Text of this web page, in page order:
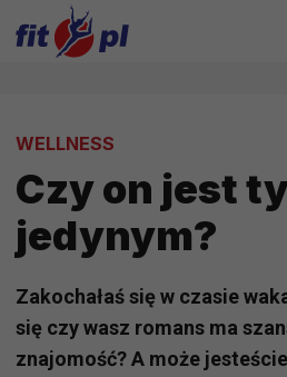
WELLNESS
Czy on jest
jedynym?
Zakochałaś się w czasie
się czy wasz romans ma
znajomość? A może